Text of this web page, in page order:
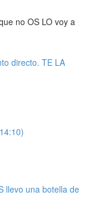
no OS LO voy a
directo. TE LA
llevo una botella de